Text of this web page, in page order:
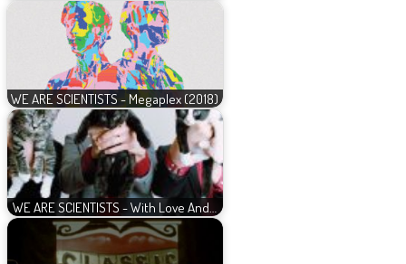
WE ARE SCIENTISTS - Megaplex (2018)
WE ARE SCIENTISTS - With Love And…